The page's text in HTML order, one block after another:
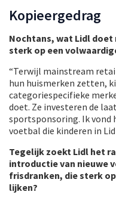
Kopieergedrag
Nochtans, wat Lidl
sterk op een
“Terwijl mainstream
hun huismerken zetten,
categoriespecifieke
doet. Ze investeren de
sportsponsoring. Ik vond
voetbal die kinderen in
Tegelijk zoekt Lidl het
introductie van nieuwe
frisdranken, die sterk
lijken?